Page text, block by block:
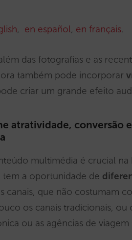
, en español, en français.
das fotografias e as
também pode incorporar
criar um grande efeito
atratividade, conversão
multimédia é crucial
tem a oportunidade de
canais, que não costumam
os canais tradicionais,
ou as agências de viagem